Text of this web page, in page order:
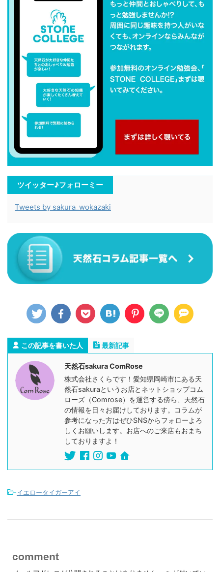
ツイッター♪フォローミー
Tweets by sakura_wokazaki
この記事を書いた人 最新記事
天然石sakura ComRose
株式会社さくらです！愛知県岡崎市にある天
然石sakuraというお店とネットショップコム
ローズ（Comrose）を運営する傍ら、天然石
の情報を日々お届けしております。コラムが
参考になった方はぜひSNSからフォローよろ
しくお願いします。お店へのご来店もおまち
しておりますよ！
-イエロータイガーアイ
comment